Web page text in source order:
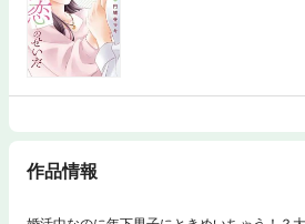
作品情報